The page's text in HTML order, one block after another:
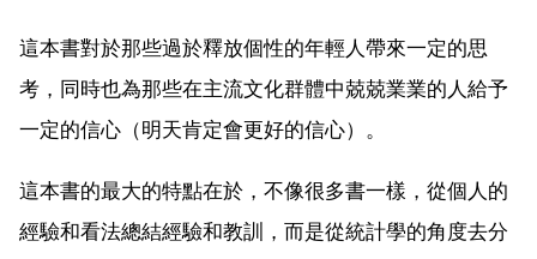
這本書對於那些過於釋放個性的年輕人帶來一定的思
考，同時也為那些在主流文化群體中兢兢業業的人給予
一定的信心（明天肯定會更好的信心）。
這本書的最大的特點在於，不像很多書一樣，從個人的
經驗和看法總結經驗和教訓，而是從統計學的角度去分